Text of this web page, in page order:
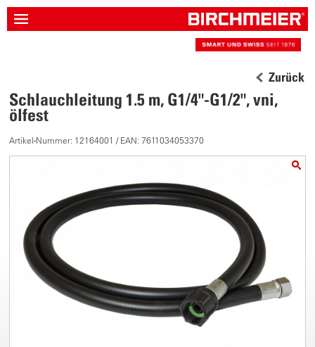
Zurück
Schlauchleitung 1.5 m, G1/4"-G1/2", vni,
ölfest
Artikel-Nummer: 12164001 / EAN: 7611034053370